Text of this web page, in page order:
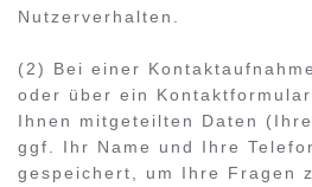
Nutzerverhalten.
(2) Bei einer
oder über ein
Ihnen mitgeteilten Daten
ggf. Ihr Name und Ihre
gespeichert, um Ihre Fragen